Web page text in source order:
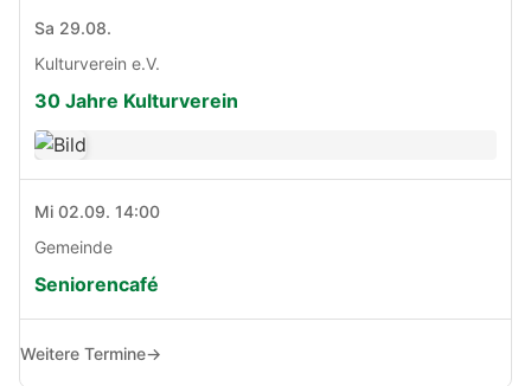
Sa 29.08.
Kulturverein e.V.
30 Jahre Kulturverein
Mi 02.09. 14:00
Gemeinde
Seniorencafé
Weitere Termine→